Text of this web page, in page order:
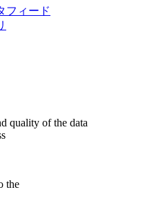
フィード
quality of the data
the